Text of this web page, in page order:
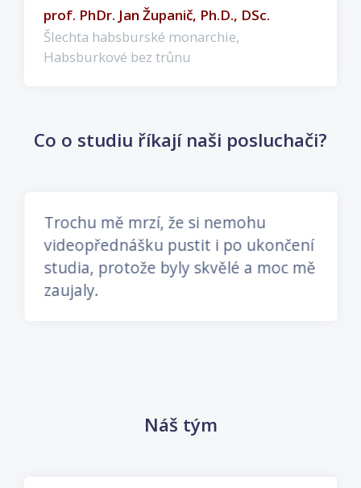
prof. PhDr. Jan Županič, Ph.D., DSc.
Šlechta habsburské monarchie,
Habsburkové bez trůnu
Přeskočit: Co o studiu říkají naši posluchači?
Co o studiu říkají naši posluchači?
Trochu mě mrzí, že si nemohu
videopřednášku pustit i po ukončení
studia, protože byly skvělé a moc mě
zaujaly.
Přeskočit: Náš týmNáš tým